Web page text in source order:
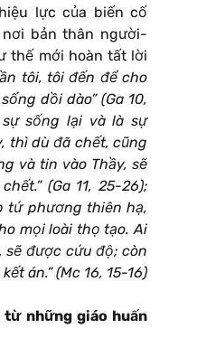
lực của biến cố
bản thân người-
thế mới hoàn tất lời
tôi, tôi đến để cho
dồi dào” (Ga 10,
sự sống lại và là sự
thì dù đã chết, cũng
và tin vào Thầy, sẽ
(Ga 11, 25-26);
tứ phương thiên hạ,
mọi loài thọ tạo. Ai
được cứu độ; còn
án.” (Mc 16, 15-16)
từ những giáo huấn